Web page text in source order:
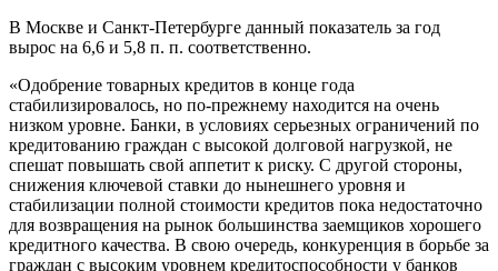
В Москве и Санкт-Петербурге данный показатель за год
вырос на 6,6 и 5,8 п. п. соответственно.
«Одобрение товарных кредитов в конце года
стабилизировалось, но по-прежнему находится на очень
низком уровне. Банки, в условиях серьезных ограничений по
кредитованию граждан с высокой долговой нагрузкой, не
спешат повышать свой аппетит к риску. С другой стороны,
снижения ключевой ставки до нынешнего уровня и
стабилизации полной стоимости кредитов пока недостаточно
для возвращения на рынок большинства заемщиков хорошего
кредитного качества. В свою очередь, конкуренция в борьбе за
граждан с высоким уровнем кредитоспособности у банков